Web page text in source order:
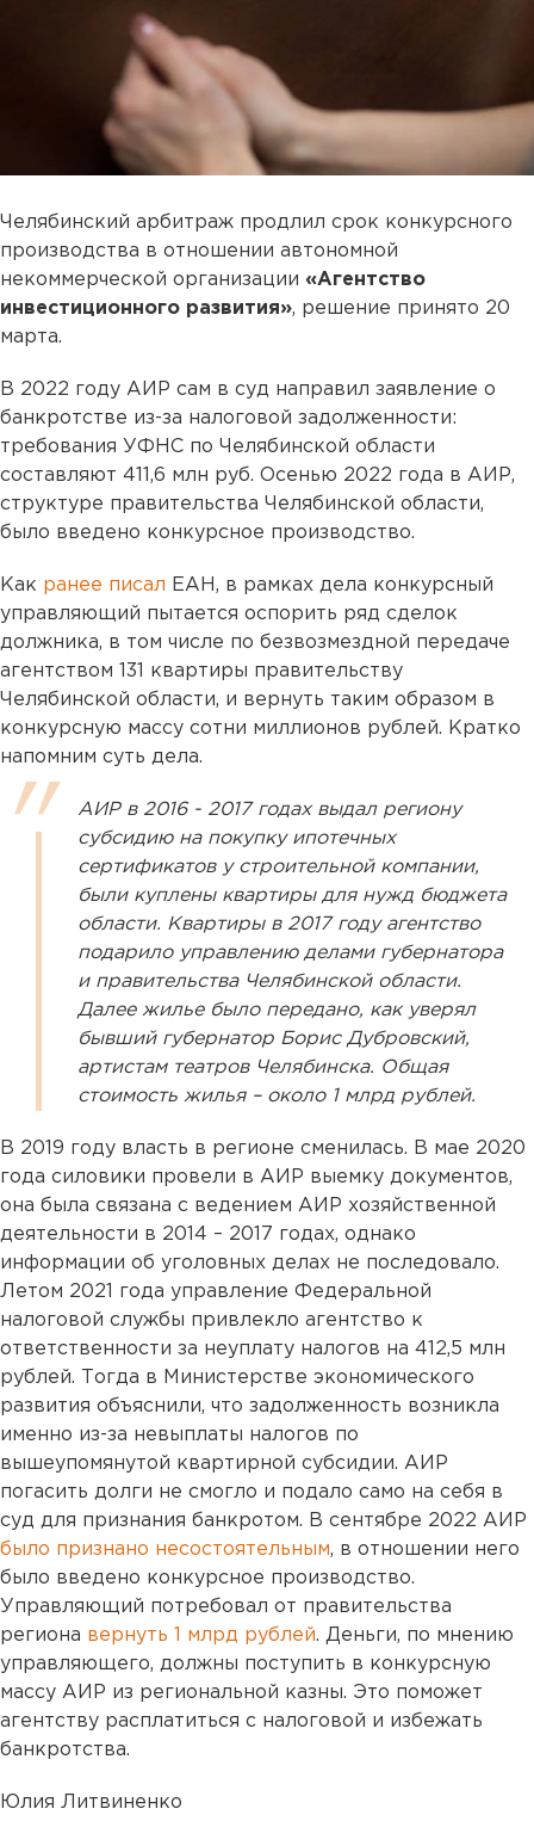
Челябинский арбитраж продлил срок конкурсного
производства в отношении автономной
некоммерческой организации «Агентство
инвестиционного развития», решение принято 20
марта.
В 2022 году АИР сам в суд направил заявление о
банкротстве из-за налоговой задолженности:
требования УФНС по Челябинской области
составляют 411,6 млн руб. Осенью 2022 года в АИР,
структуре правительства Челябинской области,
было введено конкурсное производство.
Как ранее писал ЕАН, в рамках дела конкурсный
управляющий пытается оспорить ряд сделок
должника, в том числе по безвозмездной передаче
агентством 131 квартиры правительству
Челябинской области, и вернуть таким образом в
конкурсную массу сотни миллионов рублей. Кратко
напомним суть дела.
АИР в 2016 - 2017 годах выдал региону
субсидию на покупку ипотечных
сертификатов у строительной компании,
были куплены квартиры для нужд бюджета
области. Квартиры в 2017 году агентство
подарило управлению делами губернатора
и правительства Челябинской области.
Далее жилье было передано, как уверял
бывший губернатор Борис Дубровский,
артистам театров Челябинска. Общая
стоимость жилья – около 1 млрд рублей.
В 2019 году власть в регионе сменилась. В мае 2020
года силовики провели в АИР выемку документов,
она была связана с ведением АИР хозяйственной
деятельности в 2014 – 2017 годах, однако
информации об уголовных делах не последовало.
Летом 2021 года управление Федеральной
налоговой службы привлекло агентство к
ответственности за неуплату налогов на 412,5 млн
рублей. Тогда в Министерстве экономического
развития объяснили, что задолженность возникла
именно из-за невыплаты налогов по
вышеупомянутой квартирной субсидии. АИР
погасить долги не смогло и подало само на себя в
суд для признания банкротом. В сентябре 2022 АИР
было признано несостоятельным, в отношении него
было введено конкурсное производство.
Управляющий потребовал от правительства
региона вернуть 1 млрд рублей. Деньги, по мнению
управляющего, должны поступить в конкурсную
массу АИР из региональной казны. Это поможет
агентству расплатиться с налоговой и избежать
банкротства.
Юлия Литвиненко